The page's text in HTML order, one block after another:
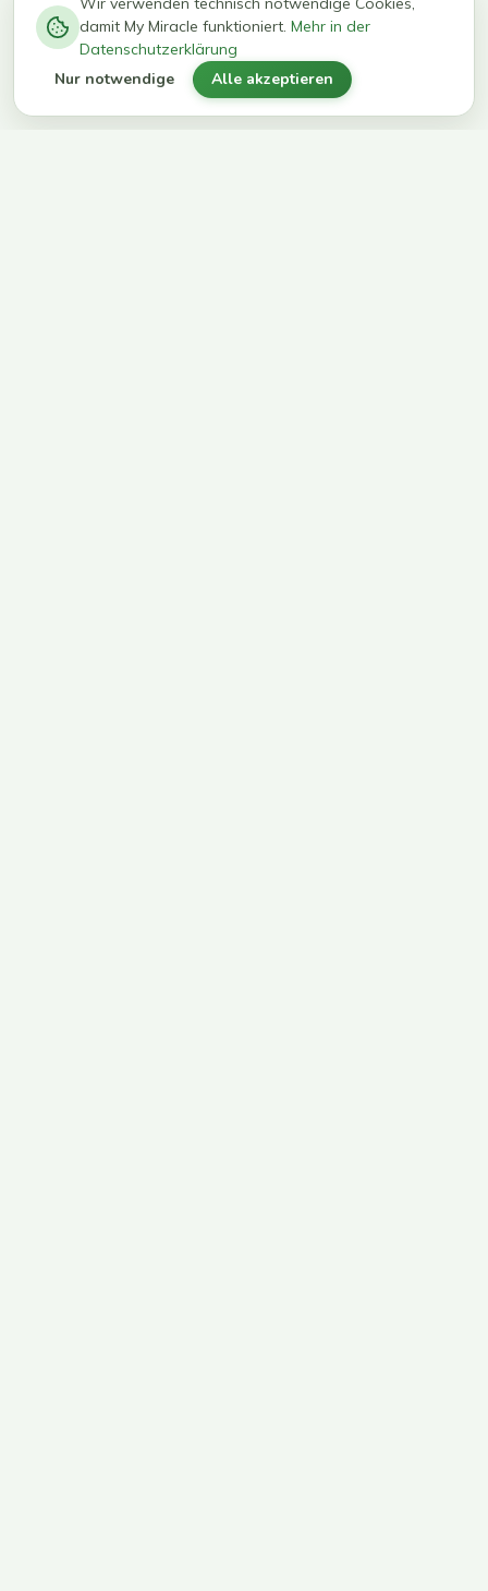
kg in 12
Wochen
erreichen
ihr Ziel
damit My Miracle funktioniert. Mehr in der
Datenschutzerklärung
Nur notwendige Alle akzeptieren